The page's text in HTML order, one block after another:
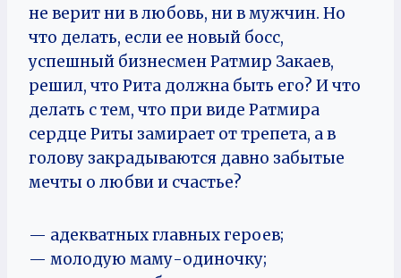
не верит ни в любовь, ни в мужчин. Но
что делать, если ее новый босс,
успешный бизнесмен Ратмир Закаев,
решил, что Рита должна быть его? И что
делать с тем, что при виде Ратмира
сердце Риты замирает от трепета, а в
голову закрадываются давно забытые
мечты о любви и счастье?
— адекватных главных героев;
— молодую маму-одиночку;